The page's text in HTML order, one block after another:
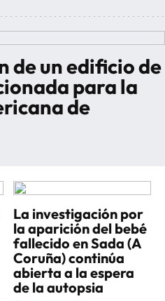
de un edificio de
para la
de
La investigación por
la aparición del bebé
fallecido en Sada (A
Coruña) continúa
abierta a la espera
de la autopsia